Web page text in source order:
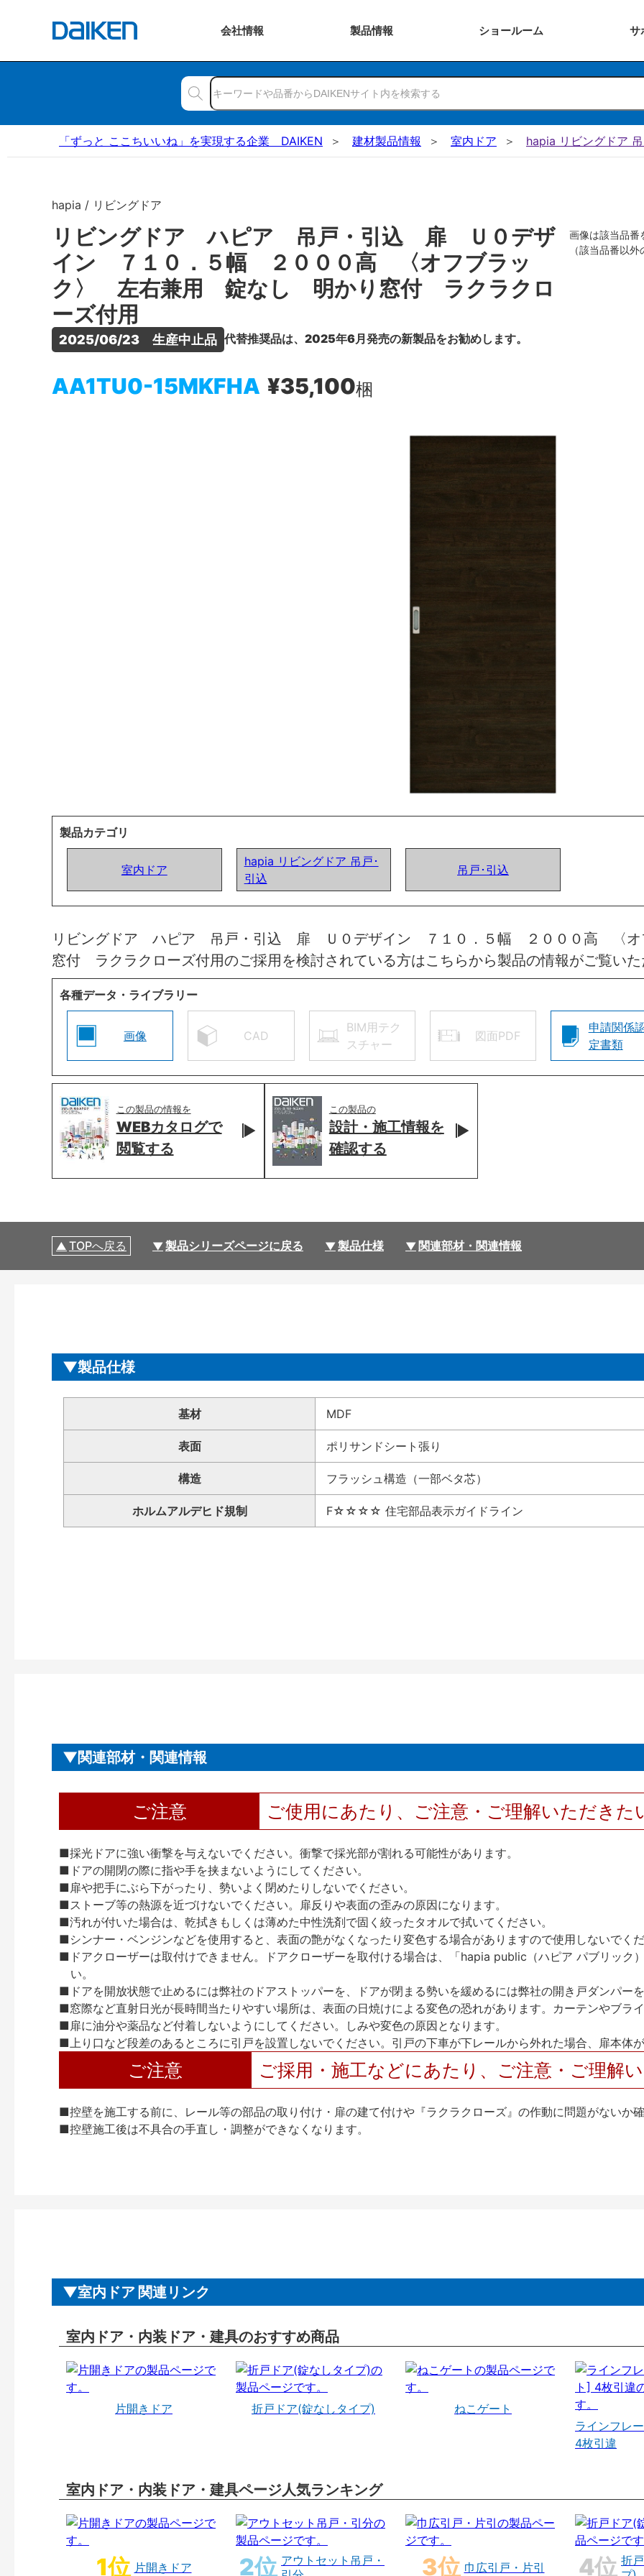
会社情報 製品情報 ショールーム サ
「ずっと ここちいいね」を実現する企業 DAIKEN 建材製品情報 室内ドア hapia リビングドア
hapia / リビングドア
リビングドア ハピア 吊戸・引込 扉 Ｕ０デザ
イン ７１０．５幅 ２０００高 〈オフブラッ
ク〉 左右兼用 錠なし 明かり窓付 ラクラクロ
ーズ付用
2025/06/23　生産中止品 代替推奨品は、2025年6月発売の新製品をお勧めします。
AA1TU0-15MKFHA ¥35,100梱
画像は該当品番
（該当品番以
製品カテゴリ
室内ドア
hapia リビングドア 吊戸･
引込
吊戸･引込
リビングドア ハピア 吊戸・引込 扉 Ｕ０デザイン ７１０．５幅 ２０００高 〈
窓付 ラクラクローズ付用のご採用を検討されている方はこちらから製品の情報がご覧い
各種データ・ライブラリー
画像 CAD
BIM用テク
スチャー
図面PDF
申請関係
定書類
この製品の情報を
WEBカタログで
閲覧する
この製品の
設計・施工情報を
確認する
TOPへ戻る 製品シリーズページに戻る 製品仕様 関連部材・関連情報
製品仕様
基材 MDF
表面 ポリサンドシート張り
構造 フラッシュ構造（一部ベタ芯）
ホルムアルデヒド規制 F☆☆☆☆ 住宅部品表示ガイドライン
関連部材・関連情報
ご注意 ご使用にあたり、ご注意・ご理解いただきた
■採光ドアに強い衝撃を与えないでください。衝撃で採光部が割れる可能性があります。
■ドアの開閉の際に指や手を挟まないようにしてください。
■扉や把手にぶら下がったり、勢いよく閉めたりしないでください。
■ストーブ等の熱源を近づけないでください。扉反りや表面の歪みの原因になります。
■汚れが付いた場合は、乾拭きもしくは薄めた中性洗剤で固く絞ったタオルで拭いてください。
■シンナー・ベンジンなどを使用すると、表面の艶がなくなったり変色する場合がありますので使用しないでく
■ドアクローザーは取付けできません。ドアクローザーを取付ける場合は、「hapia public（ハピア パブリック
い。
■ドアを開放状態で止めるには弊社のドアストッパーを、ドアが閉まる勢いを緩めるには弊社の開き戸ダンパー
■窓際など直射日光が長時間当たりやすい場所は、表面の日焼けによる変色の恐れがあります。カーテンやブラ
■扉に油分や薬品など付着しないようにしてください。しみや変色の原因となります。
■上り口など段差のあるところに引戸を設置しないでください。引戸の下車が下レールから外れた場合、扉本体
ご注意 ご採用・施工などにあたり、ご注意・ご理解
■控壁を施工する前に、レール等の部品の取り付け・扉の建て付けや『ラクラクローズ』の作動に問題がないか
■控壁施工後は不具合の手直し・調整ができなくなります。
室内ドア 関連リンク
室内ドア・内装ドア・建具のおすすめ商品
片開きドア 折戸ドア(錠なしタイプ)
ねこゲート
ラインフレ
4枚引違
室内ドア・内装ドア・建具ページ人気ランキング
片開きドア
アウトセット吊戸・
巾広引戸・片引
折